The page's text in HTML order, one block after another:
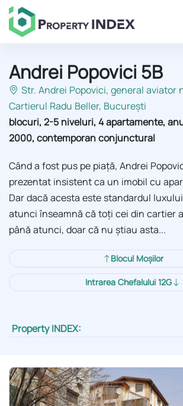
Andrei Popovici 5B
Str. Andrei Popovici, general aviator
Cartierul Radu Beller, București
blocuri, 2-5 niveluri, 4 apartamente,
2000, contemporan conjunctural
Când a fost pus pe piață, Andrei
prezentat insistent ca un imobil cu
Dar dacă acesta este standardul
atunci înseamnă că toți cei din cartier
până atunci, doar că nu știau asta...
Blocul Moșilor
Intrarea Chefalului 12G
Property INDEX: